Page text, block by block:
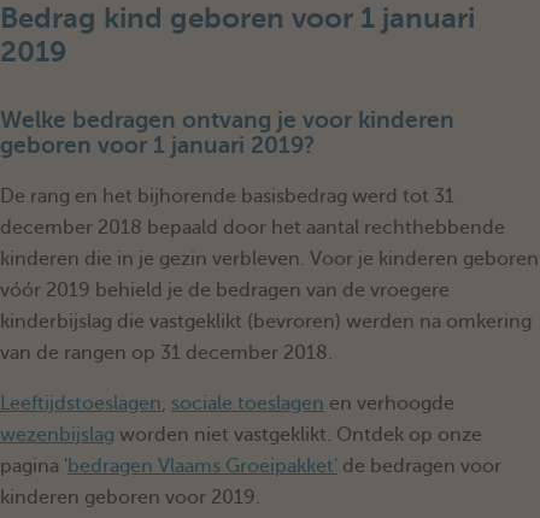
Bedrag kind geboren voor 1 januari
2019
Welke bedragen ontvang je voor kinderen
geboren voor 1 januari 2019?
De rang en het bijhorende basisbedrag werd tot 31
december 2018 bepaald door het aantal rechthebbende
kinderen die in je gezin verbleven. Voor je kinderen geboren
vóór 2019 behield je de bedragen van de vroegere
kinderbijslag die vastgeklikt (bevroren) werden na omkering
van de rangen op 31 december 2018.
Leeftijdstoeslagen, sociale toeslagen en verhoogde
wezenbijslag worden niet vastgeklikt. Ontdek op onze
pagina ' bedragen Vlaams Groeipakket' de bedragen voor
kinderen geboren voor 2019.